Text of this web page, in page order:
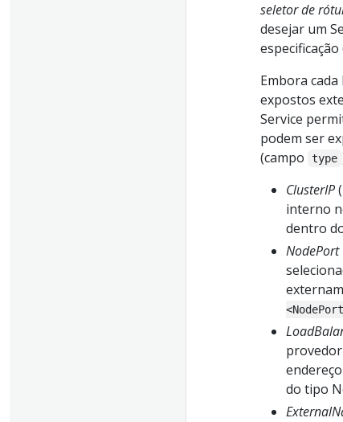
seletor de
desejar um
especificação
Embora
expostos
Service
podem ser
(campo
type
ClusterIP
interno
dentro
NodePort
do tipo